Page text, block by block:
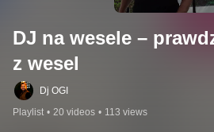
DJ na wesele –
z wesel
Dj OGI
Playlist • 20 videos • 113 views